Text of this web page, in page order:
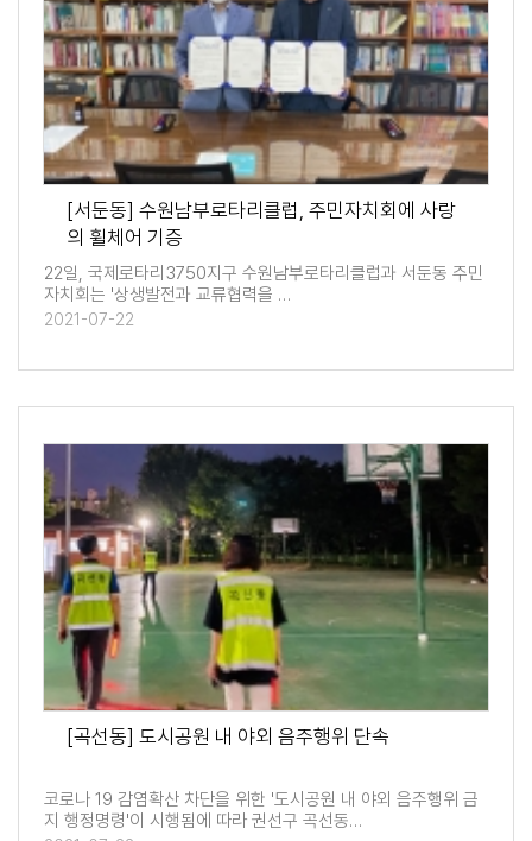
[서둔동] 수원남부로타리클럽, 주민자치회에 사랑
의 휠체어 기증
22일, 국제로타리3750지구 수원남부로타리클럽과 서둔동 주민
자치회는 '상생발전과 교류협력을 …
2021-07-22
[곡선동] 도시공원 내 야외 음주행위 단속
코로나 19 감염확산 차단을 위한 '도시공원 내 야외 음주행위 금
지 행정명령'이 시행됨에 따라 권선구 곡선동…